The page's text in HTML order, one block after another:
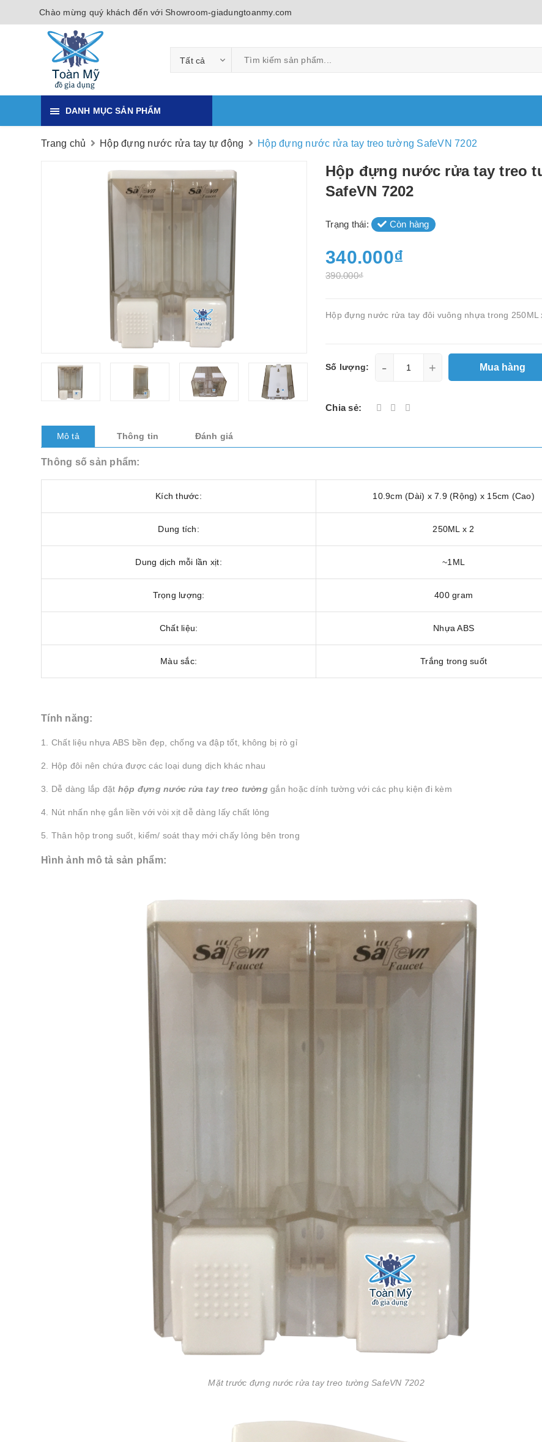
Chào mừng quý khách đến với Showroom-giadungtoanmy.com
Tất cả
DANH MỤC SẢN PHẨM
Trang chủ Hộp đựng nước rửa tay tự động Hộp đựng nước rửa tay treo tường SafeVN 7202
Hộp đựng nước rửa tay treo
SafeVN 7202
Trạng thái: Còn hàng
340.000₫
390.000₫
Hộp đựng nước rửa tay đôi vuông nhựa trong 250ML
Số lượng: - + Mua hàng
Chia sẻ:
Mô tả Thông tin Đánh giá
Thông số sản phẩm:
Kích thước: 10.9cm (Dài) x 7.9 (Rộng) x 15cm (Cao)
Dung tích: 250ML x 2
Dung dịch mỗi lần xịt: ~1ML
Trọng lượng: 400 gram
Chất liệu: Nhựa ABS
Màu sắc: Trắng trong suốt
Tính năng:
1. Chất liệu nhựa ABS bền đẹp, chống va đập tốt, không bị rò gỉ
2. Hộp đôi nên chứa được các loại dung dịch khác nhau
3. Dễ dàng lắp đặt hộp đựng nước rửa tay treo tường gắn hoặc dính tường với các phụ kiện đi kèm
4. Nút nhấn nhẹ gắn liền với vòi xịt dễ dàng lấy chất lỏng
5. Thân hộp trong suốt, kiểm/ soát thay mới chấy lỏng bên trong
Hình ảnh mô tả sản phẩm:
Mặt trước đựng nước rửa tay treo tường SafeVN 7202